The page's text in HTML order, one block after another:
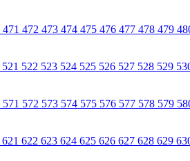
471 472 473 474 475 476 477 478 479
521 522 523 524 525 526 527 528 529
571 572 573 574 575 576 577 578 579
621 622 623 624 625 626 627 628 629